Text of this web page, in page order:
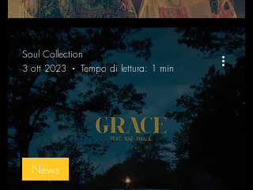
News
Soul Collection
3 ott 2023
Tempo di lettura: 1 min